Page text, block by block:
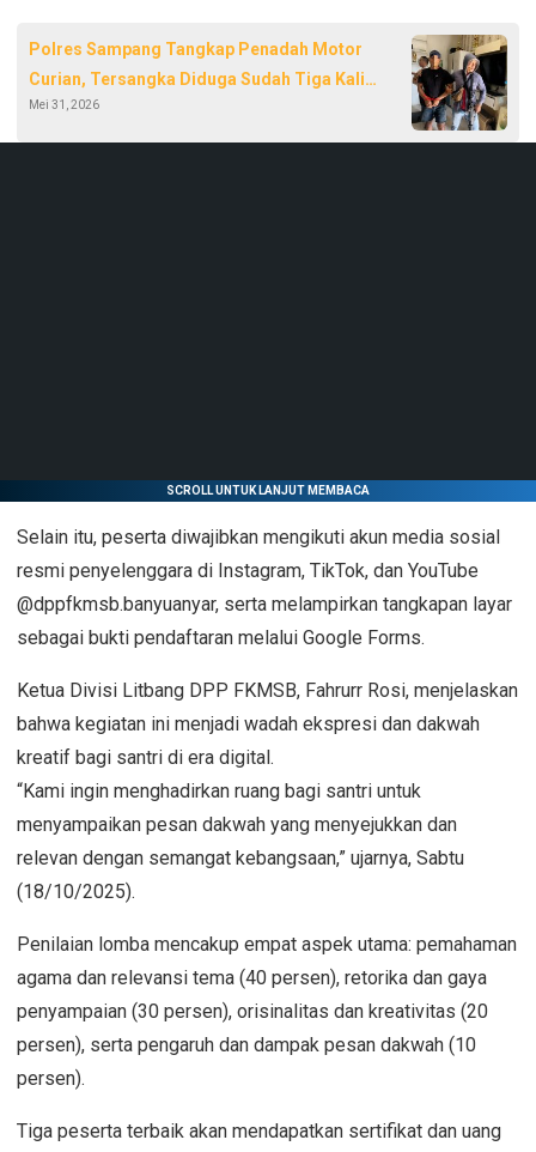
Polres Sampang Tangkap Penadah Motor
Curian, Tersangka Diduga Sudah Tiga Kali
Terima Hasil Kejahatan
Mei 31, 2026
SCROLL UNTUK LANJUT MEMBACA
Selain itu, peserta diwajibkan mengikuti akun media sosial
resmi penyelenggara di Instagram, TikTok, dan YouTube
@dppfkmsb.banyuanyar, serta melampirkan tangkapan layar
sebagai bukti pendaftaran melalui Google Forms.
Ketua Divisi Litbang DPP FKMSB, Fahrurr Rosi, menjelaskan
bahwa kegiatan ini menjadi wadah ekspresi dan dakwah
kreatif bagi santri di era digital.
“Kami ingin menghadirkan ruang bagi santri untuk
menyampaikan pesan dakwah yang menyejukkan dan
relevan dengan semangat kebangsaan,” ujarnya, Sabtu
(18/10/2025).
Penilaian lomba mencakup empat aspek utama: pemahaman
agama dan relevansi tema (40 persen), retorika dan gaya
penyampaian (30 persen), orisinalitas dan kreativitas (20
persen), serta pengaruh dan dampak pesan dakwah (10
persen).
Tiga peserta terbaik akan mendapatkan sertifikat dan uang